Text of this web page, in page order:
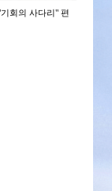
회의 사다리" 편